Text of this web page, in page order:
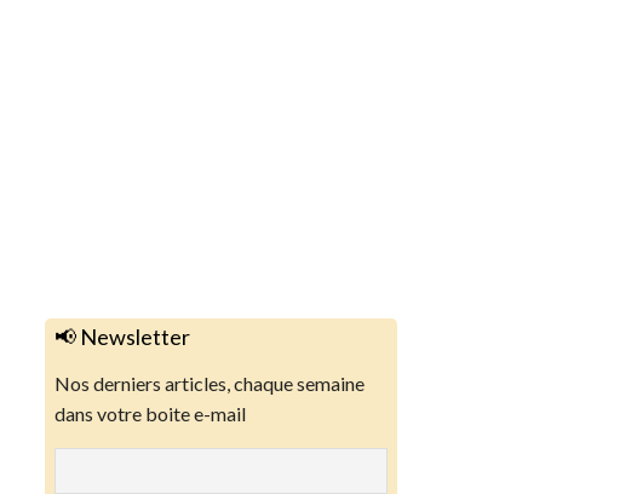
📢 Newsletter
Nos derniers articles, chaque semaine
dans votre boite e-mail